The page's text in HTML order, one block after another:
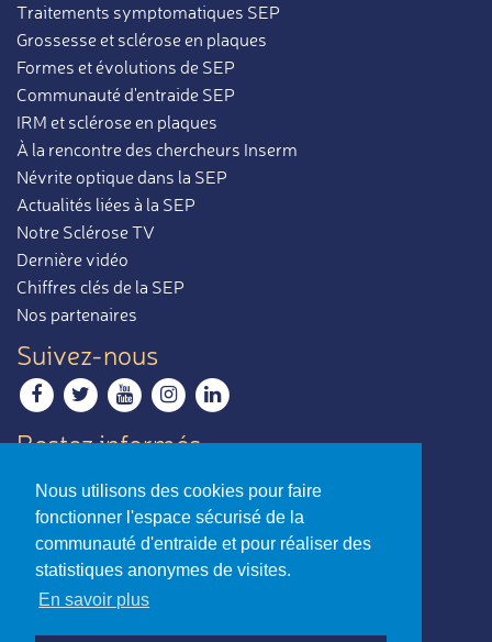
Nous utilisons des cookies pour faire
fonctionner l'espace sécurisé de la
communauté d'entraide et pour réaliser des
statistiques anonymes de visites.
En savoir plus
Traitements symptomatiques SEP
Grossesse et sclérose en plaques
Formes et évolutions de SEP
Communauté d'entraide SEP
IRM et sclérose en plaques
À la rencontre des chercheurs Inserm
Névrite optique dans la SEP
Actualités liées à la SEP
Notre Sclérose TV
Dernière vidéo
Chiffres clés de la SEP
Nos partenaires
Suivez-nous
Restez informés
Contactez-nous
Envoyer un e-mail
La sclérose en plaques,
par ceux qui en parlent le mieux.